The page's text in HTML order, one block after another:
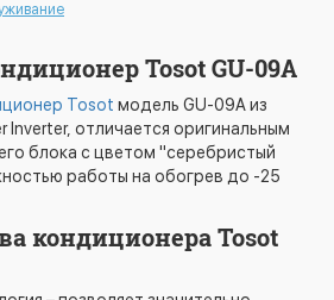
Tosot GU-09A
Tosot модель GU-09A из
Inverter, отличается оригинальным
блока с цветом "серебристый
работы на обогрев до -25
кондиционера Tosot